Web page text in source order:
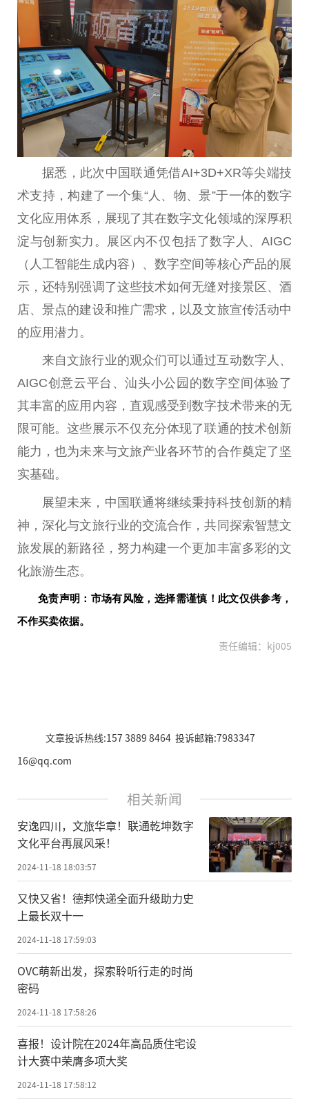
据悉，此次 中国联通凭借AI+3D+XR等尖端技
术支持，构建了一个集“人、物、景”于一体的数字
文化应用体系，展现了其在数字文化领域的深厚积
淀与创新实力。展区内不仅包括了数字人、AIGC
（人工智能生成内容）、数字空间等核心产品的展
示，还特别强调了这些技术如何无缝对接景区、酒
店、景点的建设和推广需求，以及文旅宣传活动中
的应用潜力。
来自文旅行业的观众们可以通过互动数字人、
AIGC创意云平台 、汕头小公园的数字空间体验了
其丰富的应用内容，直观感受到数字技术带来的无
限可能。这些展示不仅充分体现了联通的技术创新
能力，也为未来与文旅产业各环节的合作奠定了坚
实基础。
展望未来， 中国联通将继续秉持科技创新的精
神 ，深化与文旅行业的交流合作，共同探索智慧文
旅发展的新路径，努力构建一个更加丰富多彩的文
化旅游生态。
免责声明：市场有风险，选择需谨慎！此文仅供参考，
不作买卖依据。
责任编辑：kj005
文章投诉热线:157 3889 8464 投诉邮箱:7983347
16@qq.com
相关新闻
安逸四川，文旅华章！联通乾坤数字
文化平台再展风采！
2024-11-18 18:03:57
又快又省！德邦快递全面升级助力史
上最长双十一
2024-11-18 17:59:03
OVC萌新出发，探索聆听行走的时尚
密码
2024-11-18 17:58:26
喜报！设计院在2024年高品质住宅设
计大赛中荣膺多项大奖
2024-11-18 17:58:12